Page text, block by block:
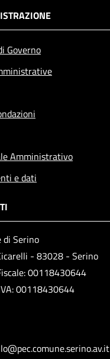
Governo
Amministrativo
e dati
di Serino
- 83028 - Serino
00118430644
00118430644